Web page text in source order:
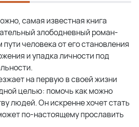
самая известная книга
злободневный роман-
человека от его становления
и упадка личности под
на первую в своей жизни
целью: помочь как можно
людей. Он искренне хочет стать
по-настоящему прославить